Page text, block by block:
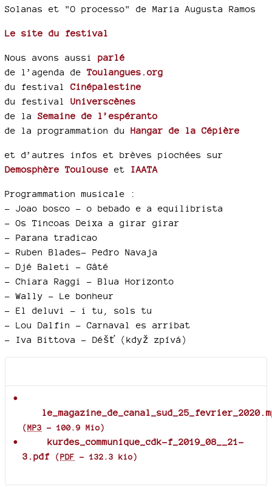
Solanas et "O processo" de Maria Augusta Ramos
Le site du festival
Nous avons aussi parlé
de l’agenda de Toulangues.org
du festivalCinépalestine
du festival Universcènes
de la Semaine de l’espéranto
de la programmation du Hangar de la Cépière
et d’autres infos et brèves piochées sur
Demosphère Toulouse et IAATA
Programmation musicale :
– Joao bosco - o bebado e a equilibrista
– Os Tincoas Deixa a girar girar
– Parana tradicao
– Ruben Blades- Pedro Navaja
– Djé Baleti - Gâté
– Chiara Raggi - Blua Horizonto
– Wally - Le bonheur
– El deluvi - i tu, sols tu
– Lou Dalfin - Carnaval es arribat
– Iva Bittova - Déšť (když zpívá)
(MP3 - 100.9 Mio)
kurdes_communique_cdk-f_2019_08__21-
3.pdf
(PDF - 132.3 kio)